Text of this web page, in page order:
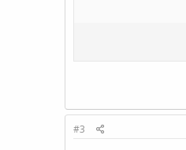
#3